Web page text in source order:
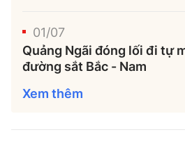
01/07
Quảng Ngãi đóng lối đi tự
đường sắt Bắc - Nam
Xem thêm